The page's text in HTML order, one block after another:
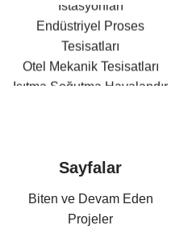
İstasyonları
Endüstriyel Proses
Tesisatları
Otel Mekanik Tesisatları
Isıtma,Soğutma,Havalandır
Söndürme Tesisatları
Tesisatları
Kazan Dairesi Tesisatları
Sayfalar
Biten ve Devam Eden
Projeler